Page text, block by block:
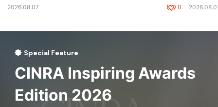
2026.08.07 0
Special Feature
CINRA Inspiring Awards
Edition 2026